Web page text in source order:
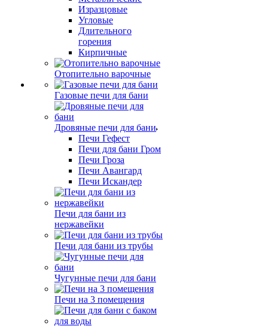
Изразцовые
Угловые
Длительного
горения
Кирпичные
Отопительно варочные
Газовые печи для бани
Дровяные печи для бани
Печи Гефест
Печи для бани Гром
Печи Гроза
Печи Авангард
Печи Искандер
Печи для бани из
нержавейки
Печи для бани из трубы
Чугунные печи для бани
Печи на 3 помещения